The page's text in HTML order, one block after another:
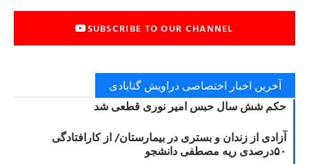
SUBSCRIBE TO OUR CHANNEL
آخرین اخبار اختصاصی دراویش گنابادی
حکم شش سال حبس امیر نوری قطعی شد
آزادی از زندان و بستری در بیمارستان/ از کارافتادگی
۵۰درصدی ریه مصطفی دانشجو